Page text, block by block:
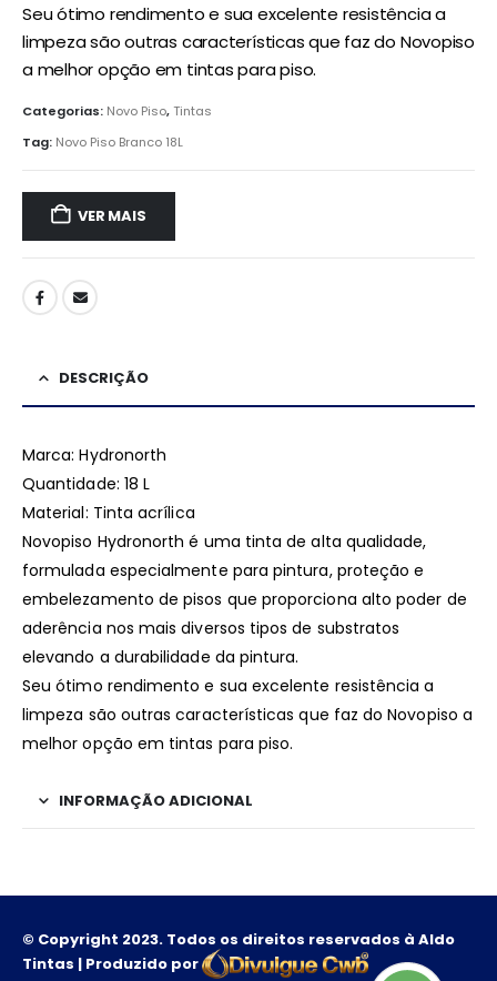
Seu ótimo rendimento e sua excelente resistência a
limpeza são outras características que faz do Novopiso
a melhor opção em tintas para piso.
Categorias: Novo Piso,Tintas
Tag: Novo Piso Branco 18L
VER MAIS
DESCRIÇÃO
Marca: Hydronorth
Quantidade: 18 L
Material: Tinta acrílica
Novopiso Hydronorth é uma tinta de alta qualidade,
formulada especialmente para pintura, proteção e
embelezamento de pisos que proporciona alto poder de
aderência nos mais diversos tipos de substratos
elevando a durabilidade da pintura.
Seu ótimo rendimento e sua excelente resistência a
limpeza são outras características que faz do Novopiso a
melhor opção em tintas para piso.
INFORMAÇÃO ADICIONAL
© Copyright 2023. Todos os direitos reservados à Aldo
Tintas | Produzido por